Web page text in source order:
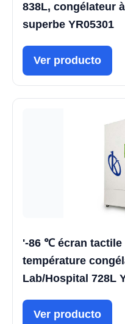
838L, congélateur
superbe YR05301
Ver producto
'-86 ℃ écran tactile
température
Lab/Hospital 728L
Ver producto